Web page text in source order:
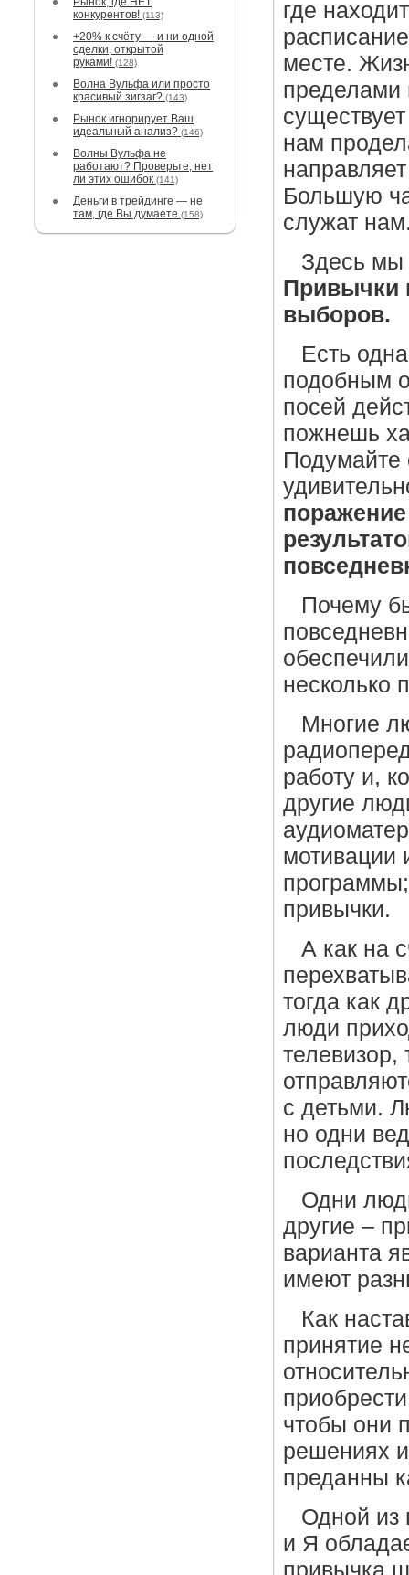
конкурентов! (113)
+20% к счёту — и ни одной
сделки, открытой
руками! (128)
Волна Вульфа или просто
красивый зигзаг? (143)
Рынок игнорирует Ваш
идеальный анализ? (146)
Волны Вульфа не
работают? Проверьте, нет
ли этих ошибок (141)
Деньги в трейдинге — не
там, где Вы думаете (158)
где
месте.
пределами
нам
Большую
служат
Здесь мы
Привычки
выборов.
Есть
подобным
посей
пожнешь
Подумайте
Почему
несколько
Многие
работу и,
другие
мотивации
привычки.
А как на
тогда как
люди
телевизор,
с детьми.
но одни
Одни
другие –
варианта
имеют
Как
принятие
чтобы они
решениях
преданны
Одной из
и Я
привычка